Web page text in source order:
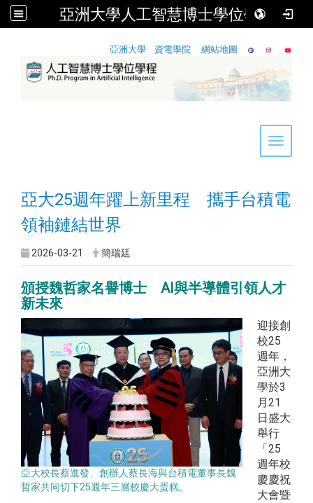
亞洲大學人工智慧博士學位學程
亞洲大學 資電學院 網站地圖
Toggle
亞大25週年躍上新里程 攜手台積電
領袖鏈結世界
2026-03-21 簡瑞廷
頒授魏哲家名譽博士 AI與半導體引領人才
新未來
亞大校長蔡進發、創辦人蔡長海與台積電董事長魏
哲家共同切下25週年三層校慶大蛋糕。
迎接創
校25
週年，
亞洲大
學於3
月21
日盛大
舉行
「25
週年校
慶慶祝
大會暨